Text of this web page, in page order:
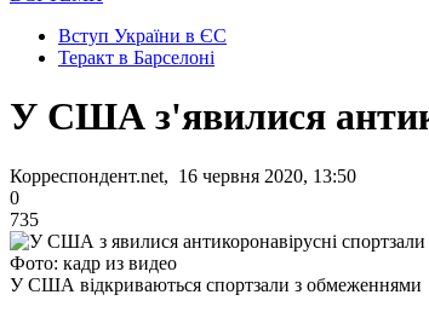
Вступ України в ЄС
Теракт в Барселоні
У США з'явилися
Корреспондент.net, 16 червня 2020, 13:50
0
735
Фото: кадр из видео
У США відкриваються спортзали з обмеженнями